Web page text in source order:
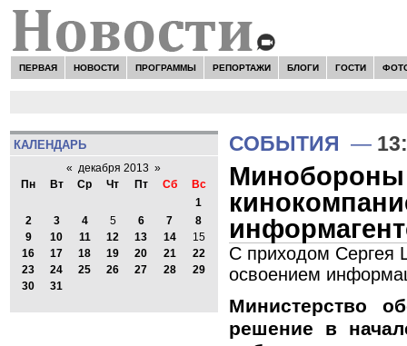
ПЕРВАЯ НОВОСТИ ПРОГРАММЫ РЕПОРТАЖИ БЛОГИ ГОСТИ
КАЛЕНДАРЬ
« декабря 2013 »
Пн
Вт Ср Чт Пт Сб
Вс
1
2
3 4 5 6 7
8
9
10 11 12 13 14
15
16
17 18 19 20 21
22
23
24 25 26 27 28
29
30
31
СОБЫТИЯ —
Минобороны
С приходом Сергея
освоением
Министерство
решение в